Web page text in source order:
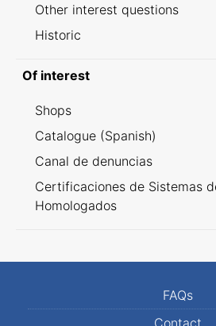
Other interest questions
Historic
Of interest
Shops
Catalogue (Spanish)
Canal de denuncias
Certificaciones de Sistemas
Homologados
FAQs
Contact